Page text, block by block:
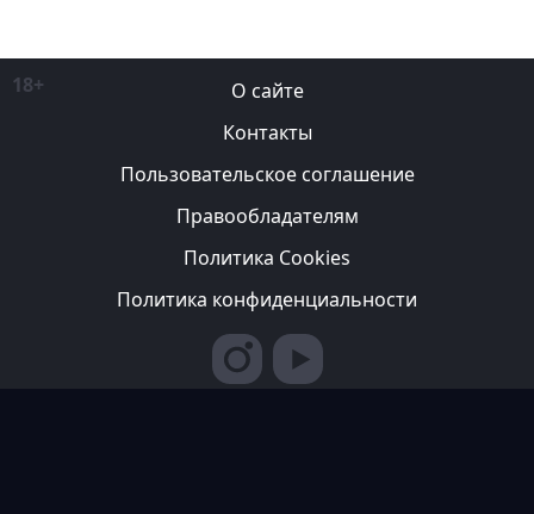
18+
О сайте
Контакты
Пользовательское соглашение
Правообладателям
Политика Cookies
Политика конфиденциальности